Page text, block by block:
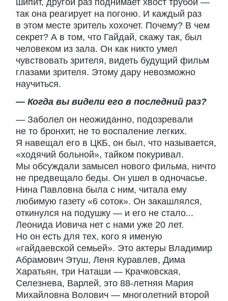
шипит, другой раз поднимает хвост трубой —
так она реагирует на погоню. И каждый раз
в этом месте зритель хохочет. Почему? В чем
секрет? А в том, что Гайдай, скажу так, был
человеком из зала. Он как никто умел
чувствовать зрителя, видеть будущий фильм
глазами зрителя. Этому дару невозможно
научиться.
— Когда вы видели его в последний раз?
— Заболел он неожиданно, подозревали
не то бронхит, не то воспаление легких.
Я навещал его в ЦКБ, он был, что называется,
«ходячий больной», тайком покуривал.
Мы обсуждали замысел нового фильма, ничто
не предвещало беды. Он ушел в одночасье.
Нина Павловна была с ним, читала ему
любимую газету «6 соток». Он закашлялся,
откинулся на подушку — и его не стало...
Леонида Иовича нет с нами уже 20 лет.
Но он есть для тех, кого я именую
«гайдаевской семьей». Это актеры Владимир
Абрамович Этуш, Леня Куравлев, Дима
Харатьян, три Наташи — Крачковская,
Селезнева, Варлей, это 88-летняя Мария
Михайловна Волович — многолетний второй